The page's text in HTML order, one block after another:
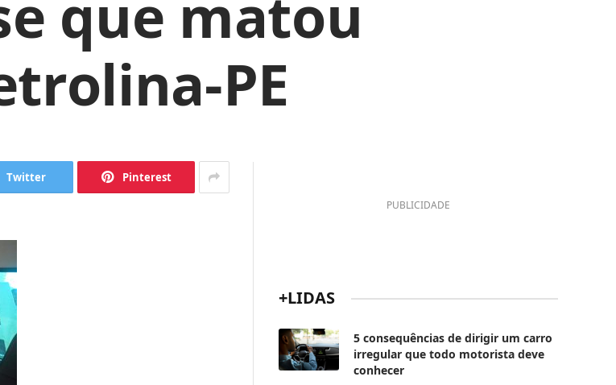
que matou
PE
Twitter Pinterest
PUBLICIDADE
+LIDAS
5 consequências de dirigir um carro
irregular que todo motorista deve
conhecer